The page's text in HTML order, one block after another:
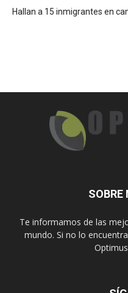
Hallan a 15 inmigrantes en
SOBRE
Te informamos de las
mundo. Si no lo